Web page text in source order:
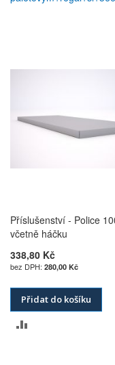
Příslušenství - Police
včetně háčku
338,80 Kč
280,00 Kč
Přidat do košíku